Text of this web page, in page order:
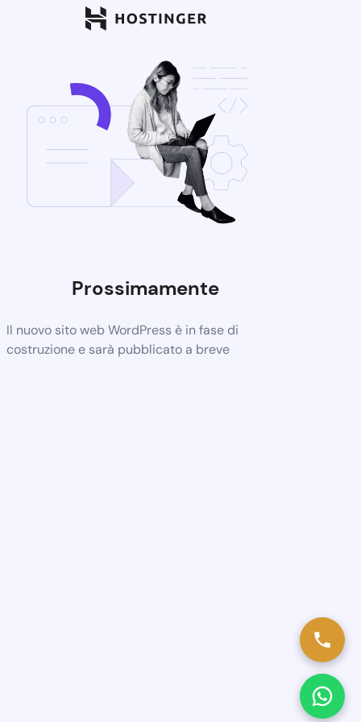
Prossimamente
Il nuovo sito web WordPress è in fase di
costruzione e sarà pubblicato a breve